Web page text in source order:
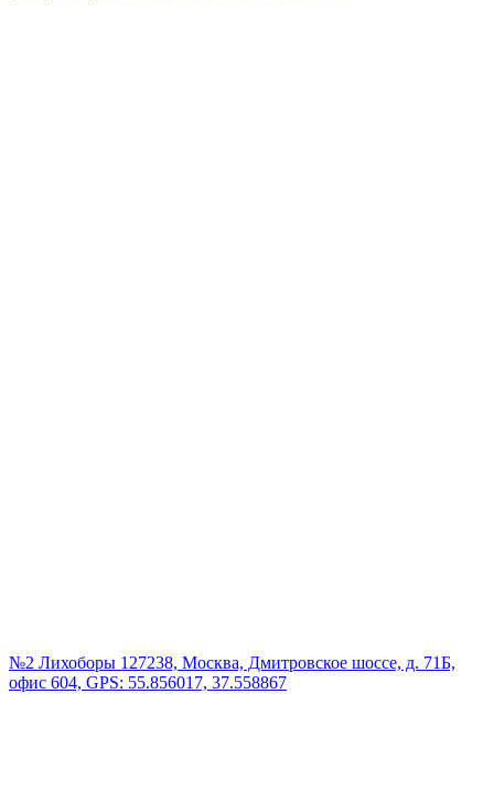
№2 Лихоборы 127238, Москва, Дмитровское шоссе, д. 71Б,
офис 604, GPS: 55.856017, 37.558867